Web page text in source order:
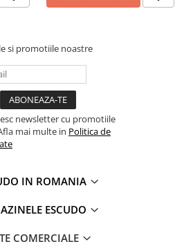
si promotiile noastre
newsletter cu promotiile
mai multe in Politica de
IN ROMANIA
ESCUDO
COMERCIALE